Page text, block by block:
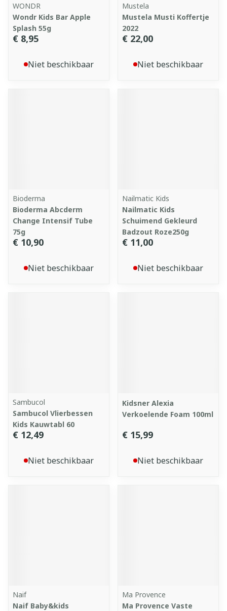
WONDR
Wondr Kids Bar Apple
Splash 55g
€ 8,95
Niet beschikbaar
Mustela
Mustela Musti Koffertje
2022
€ 22,00
Niet beschikbaar
Bioderma
Bioderma Abcderm
Change Intensif Tube
75g
€ 10,90
Niet beschikbaar
Nailmatic Kids
Nailmatic Kids
Schuimend Gekleurd
Badzout Roze250g
€ 11,00
Niet beschikbaar
Sambucol
Sambucol Vlierbessen
Kids Kauwtabl 60
€ 12,49
Niet beschikbaar
Kidsner Alexia
Verkoelende Foam 100ml
€ 15,99
Niet beschikbaar
Naif
Naif Baby&kids
Ma Provence
Ma Provence Vaste